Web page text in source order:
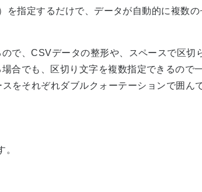
指定するだけで、データが自動的に複数
で、CSVデータの整形や、スペースで区切
合でも、区切り文字を複数指定できるので
それぞれダブルクォーテーションで囲ん